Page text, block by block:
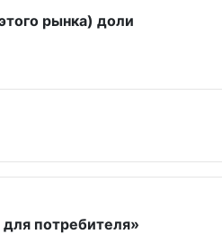
рынка) доли
потребителя»